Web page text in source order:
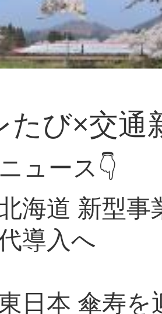
たび×交通
ュース👇
海道 新型
導入へ
日本 傘寿